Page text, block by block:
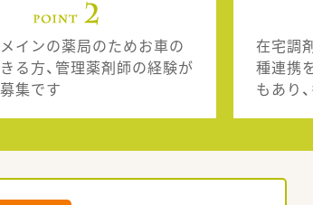
インの薬局のためお車の
る方、管理薬剤師の経験が
集です
在宅調
種連携
もあり